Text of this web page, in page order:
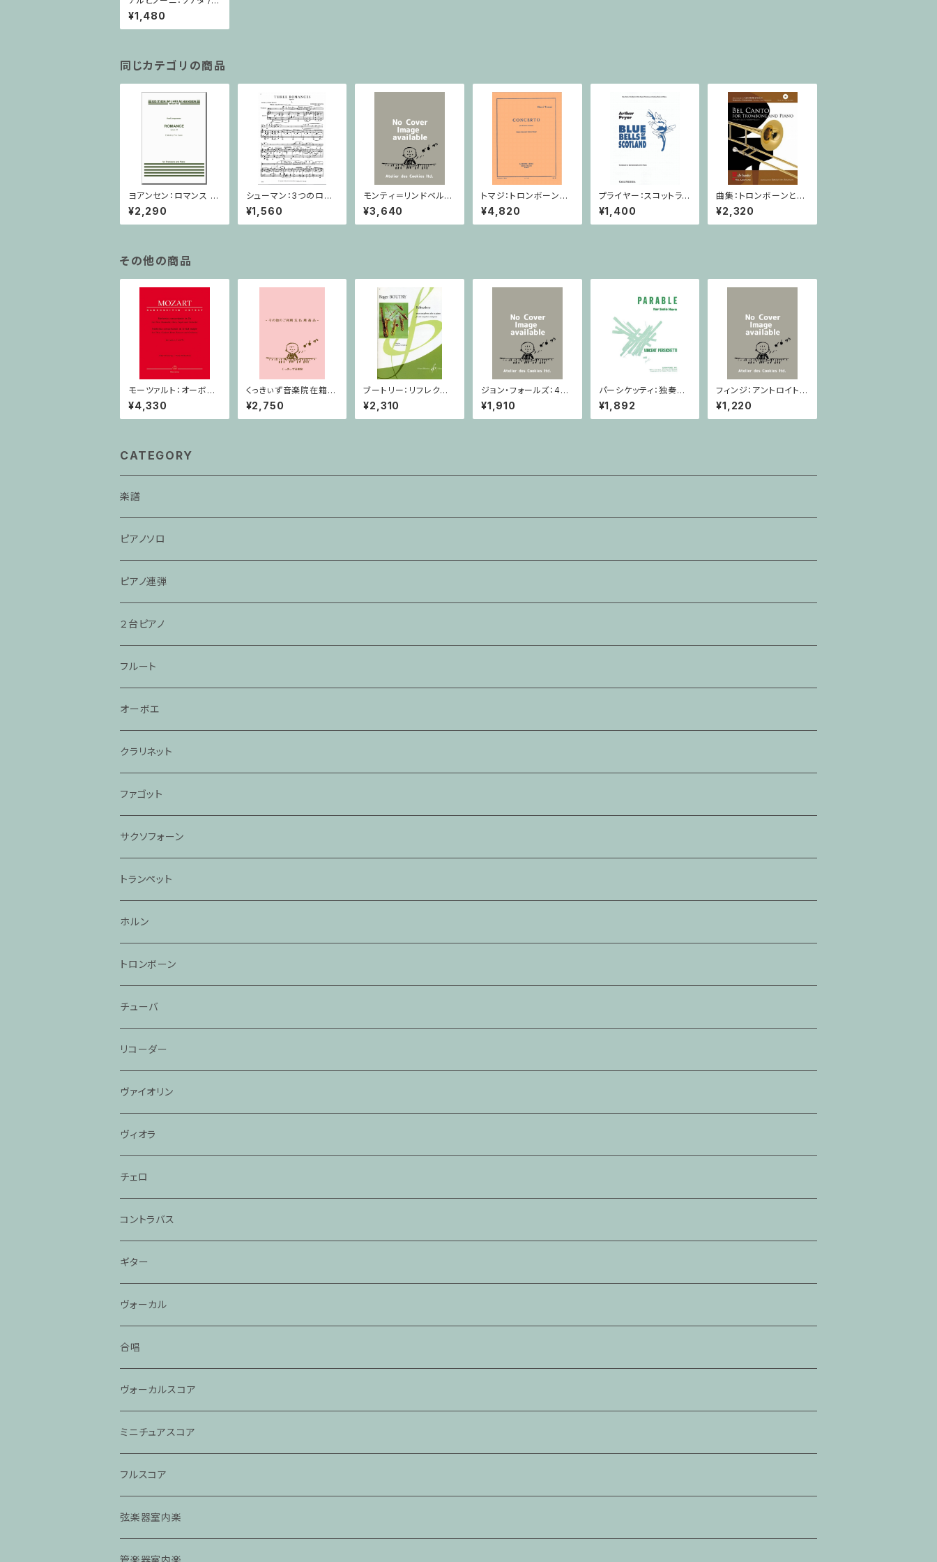
バストロンボーン・ピア
ノ
¥1,480
同じカテゴリの商品
ヨアンセン：ロマンス O
p.21/トロンボーン・ピ
アノ
¥2,290
シューマン：3つのロマ
ンス/トロンボーン・ピア
ノ
¥1,560
モンティ＝リンドベル
イ：チャルダッシュ/トロ
ンボーン・ピアノ
¥3,640
トマジ：トロンボーンと
オーケストラのための協
奏曲/トロンボーン・ピア
ノ
¥4,820
プライヤー：スコットラン
ドの釣鐘草/トロンボー
ン（バリトン）・ピアノ
¥1,400
曲集：トロンボーンとピ
アノのためのベルカン
ト/トロンボーン・ピアノ
¥2,320
その他の商品
モーツァルト：オーボエ,
クラリネット,ホルン,ファ
ゴットと管弦楽のための
協奏交響曲 / オーボエ,
¥4,330
くっきぃず音楽院在籍
者 その他のご利用支
払用商品 ワニくんの
キーボード
¥2,750
ブートリー：リフレクショ
ンズ/サクソフォーン・ピ
アノ
¥2,310
ジョン・フォールズ：4月
- イングランド / ピアノ
ソロ
¥1,910
パーシケッティ：独奏ホ
ルンのための寓話 第８
番 作品120 / ホルン
¥1,892
フィンジ：アントロイト /
ヴァイオリン・ピアノ
¥1,220
CATEGORY
楽譜
ピアノソロ
ピアノ連弾
２台ピアノ
フルート
オーボエ
クラリネット
ファゴット
サクソフォーン
トランペット
ホルン
トロンボーン
チューバ
リコーダー
ヴァイオリン
ヴィオラ
チェロ
コントラバス
ギター
ヴォーカル
合唱
ヴォーカルスコア
ミニチュアスコア
フルスコア
弦楽器室内楽